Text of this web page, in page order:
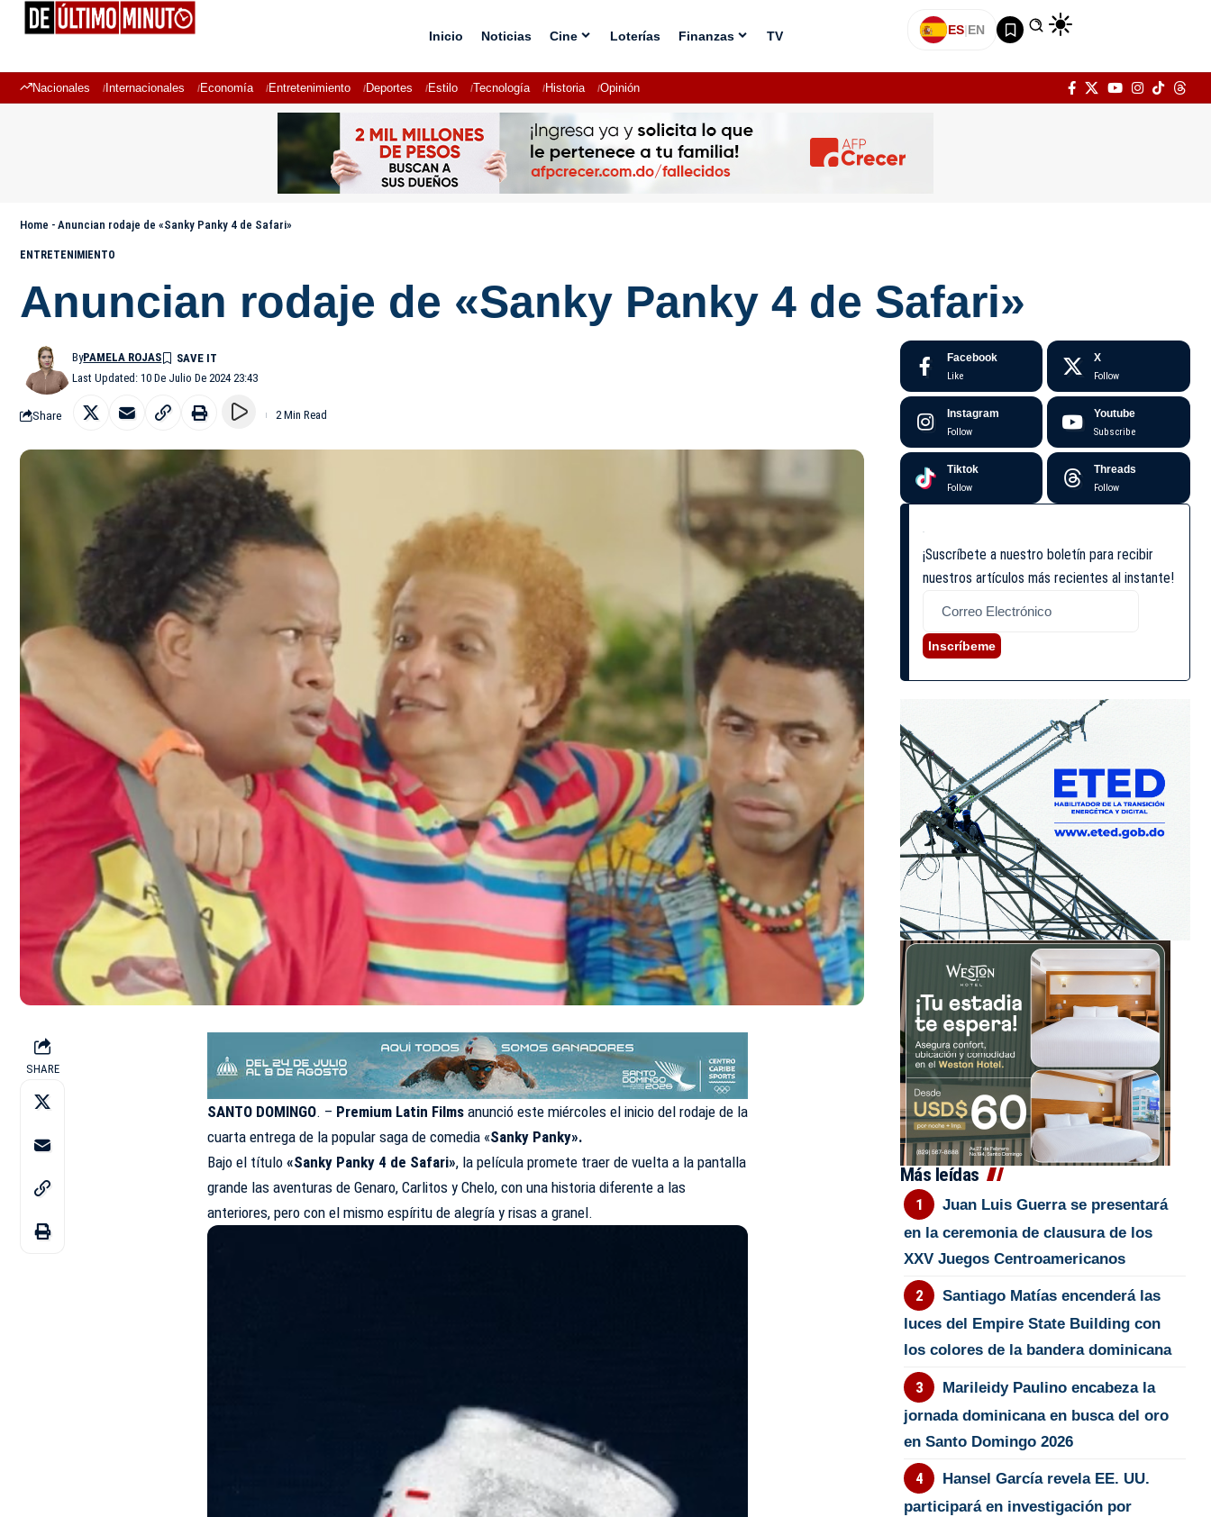
Inicio Noticias Cine Loterías Finanzas TV ES|EN
Nacionales Internacionales Economía Entretenimiento Deportes Estilo Tecnología Historia Opinión
Home - Anuncian rodaje de «Sanky Panky 4 de Safari»
ENTRETENIMIENTO
Anuncian rodaje de «Sanky Panky 4 de Safari»
Last Updated: 10 De Julio De 2024 23:43
ByPAMELA ROJAS
Share 2 Min Read
SHARE
SANTO DOMINGO. – Premium Latin Films anunció este miércoles el inicio del rodaje de la
cuarta entrega de la popular saga de comedia «Sanky Panky».
Bajo el título «Sanky Panky 4 de Safari», la película promete traer de vuelta a la pantalla
grande las aventuras de Genaro, Carlitos y Chelo, con una historia diferente a las
anteriores, pero con el mismo espíritu de alegría y risas a granel.
Facebook
Like
X
Follow
Instagram
Follow
Youtube
Subscribe
Tiktok
Follow
Threads
Follow
¡Suscríbete a nuestro boletín para recibir
nuestros artículos más recientes al instante!
Inscríbeme
Más leídas
Juan Luis Guerra se presentará
en la ceremonia de clausura de los
XXV Juegos Centroamericanos
Santiago Matías encenderá las
luces del Empire State Building con
los colores de la bandera dominicana
Marileidy Paulino encabeza la
jornada dominicana en busca del oro
en Santo Domingo 2026
Hansel García revela EE. UU.
participará en investigación por